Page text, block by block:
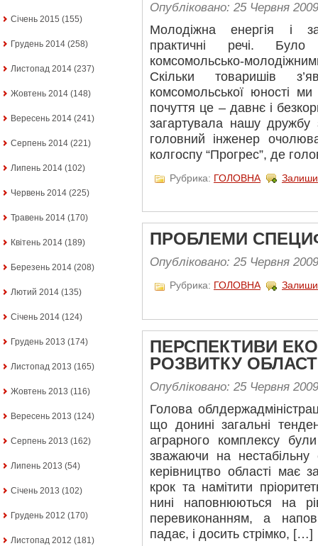
Січень 2015 (155)
Грудень 2014 (258)
Листопад 2014 (237)
Жовтень 2014 (148)
Вересень 2014 (241)
Серпень 2014 (221)
Липень 2014 (102)
Червень 2014 (225)
Травень 2014 (170)
Квітень 2014 (189)
Березень 2014 (208)
Лютий 2014 (135)
Січень 2014 (124)
Грудень 2013 (174)
Листопад 2013 (165)
Жовтень 2013 (116)
Вересень 2013 (124)
Серпень 2013 (162)
Липень 2013 (54)
Січень 2013 (102)
Грудень 2012 (170)
Листопад 2012 (181)
Опубліковано: 25 Червня 2009
Молодіжна енергія і
практичні речі.
комсомольсько-
Скільки товаришів
комсомольської юності
почуття це – давнє і
загартувала нашу
головний інженер
колгоспу “Прогрес”, де
Рубрика: ГОЛОВНА
ПРОБЛЕМИ
Опубліковано: 25 Червня 2009
Рубрика: ГОЛОВНА
ПЕРСПЕКТИВИ
РОЗВИТКУ
Опубліковано: 25 Червня 2009
Голова
що донині загальні
аграрного комплексу
зважаючи на нестабільну
керівництво області має
крок та намітити
нині наповнюються на
перевиконанням, а
падає, і досить стрімко, […]